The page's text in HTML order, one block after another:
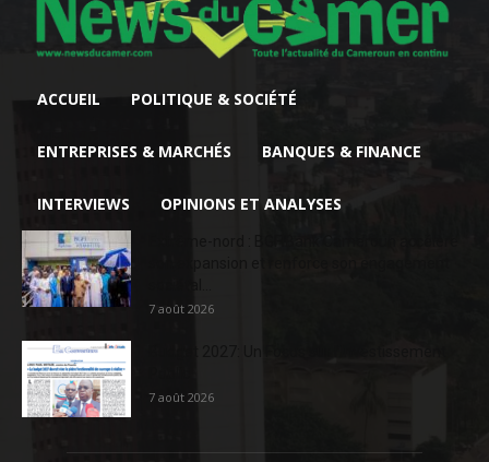
ACCUEIL POLITIQUE & SOCIÉTÉ
ENTREPRISES & MARCHÉS BANQUES & FINANCE
INTERVIEWS OPINIONS ET ANALYSES
7 août 2026
7 août 2026